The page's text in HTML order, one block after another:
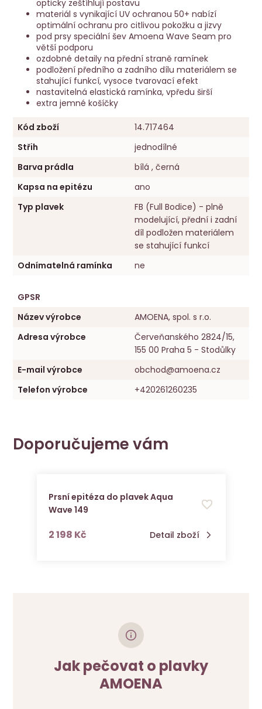
opticky zeštíhlují postavu
materiál s vynikající UV ochranou 50+ nabízí
optimální ochranu pro citlivou pokožku a jizvy
pod prsy speciální šev Amoena Wave Seam pro
větší podporu
ozdobné detaily na přední straně ramínek
podložení předního a zadního dílu materiálem se
stahující funkcí, vysoce tvarovací efekt
nastavitelná elastická ramínka, vpředu širší
extra jemné košíčky
Kód zboží
14.717464
Střih
jednodílné
Barva prádla
bílá , černá
Kapsa na epitézu
ano
Typ plavek
FB (Full Bodice) - plně
modelující, přední i zadní
díl podložen materiálem
se stahující funkcí
Odnímatelná ramínka
ne
GPSR
Název výrobce
AMOENA, spol. s r.o.
Adresa výrobce
Červeňanského 2824/15,
155 00 Praha 5 - Stodůlky
E-mail výrobce
obchod@amoena.cz
Telefon výrobce
+420261260235
Doporučujeme vám
Prsní epitéza do plavek Aqua
Wave 149
2 198 Kčs DPH Detail zboží
Jak pečovat o plavky
AMOENA